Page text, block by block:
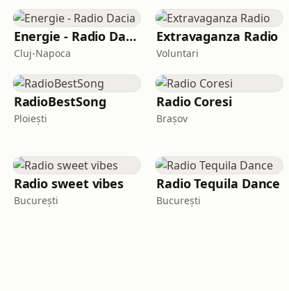
Energie - Radio Dacia
Cluj-Napoca
Extravaganza Radio
Voluntari
RadioBestSong
Ploiești
Radio Coresi
Brașov
Radio sweet vibes
București
Radio Tequila Dance
București